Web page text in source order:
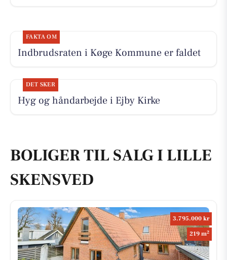
FAKTA OM
Indbrudsraten i Køge Kommune er faldet
DET SKER
Hyg og håndarbejde i Ejby Kirke
BOLIGER TIL SALG I LILLE
SKENSVED
3.795.000 kr
219 m2